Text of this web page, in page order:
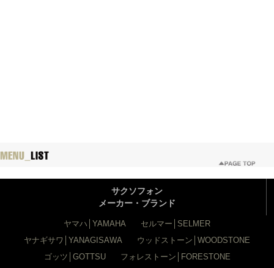
サクソフォン
メーカー・ブランド
ヤマハ│YAMAHA
セルマー│SELMER
ヤナギサワ│YANAGISAWA
ウッドストーン│WOODSTONE
ゴッツ│GOTTSU
フォレストーン│FORESTONE